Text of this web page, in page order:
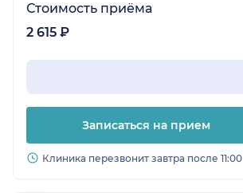
Стоимость приёма
2 615 ₽
Записаться на прием
Клиника перезвонит завтра после 11:00